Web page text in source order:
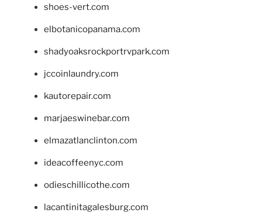
shoes-vert.com
elbotanicopanama.com
shadyoaksrockportrvpark.com
jccoinlaundry.com
kautorepair.com
marjaeswinebar.com
elmazatlanclinton.com
ideacoffeenyc.com
odieschillicothe.com
lacantinitagalesburg.com